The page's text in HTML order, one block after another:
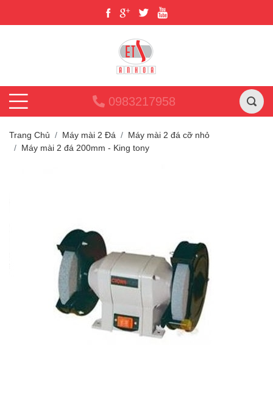
0983217958
Trang Chủ Máy mài 2 Đá
Máy mài 2 đá cỡ nhỏ
Máy mài 2 đá 200mm - King tony